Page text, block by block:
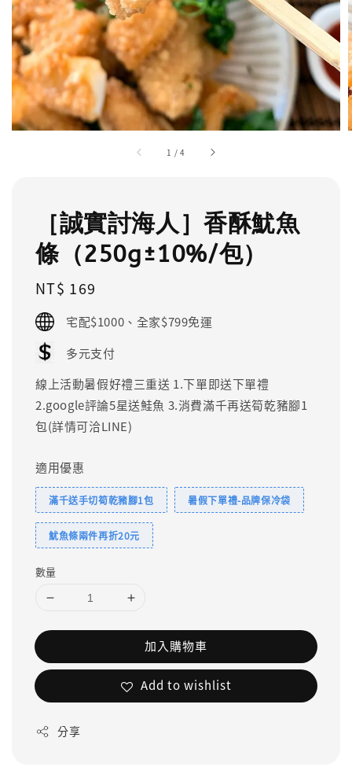
1 /4
［誠實討海人］香酥魷魚
條（250g±10%/包）
Regular
price
NT$ 169
宅配$1000、全家$799免運
多元支付
線上活動暑假好禮三重送 1.下單即送下單禮
2.google評論5星送鮭魚 3.消費滿千再送筍乾豬腳1
包(詳情可洽LINE)
適用優惠
滿千送手切筍乾豬腳1包 暑假下單禮-品牌保冷袋
魷魚條兩件再折20元
數量
加入購物車
Add to wishlist
分享